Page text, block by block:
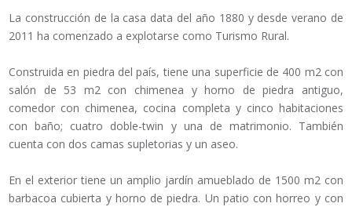
La construcción de la casa data del año 1880 y desde verano de
2011 ha comenzado a explotarse como Turismo Rural.
Construida en piedra del país, tiene una superficie de 400 m2 con
salón de 53 m2 con chimenea y horno de piedra antiguo,
comedor con chimenea, cocina completa y cinco habitaciones
con baño; cuatro doble-twin y una de matrimonio. También
cuenta con dos camas supletorias y un aseo.
En el exterior tiene un amplio jardín amueblado de 1500 m2 con
barbacoa cubierta y horno de piedra. Un patio con horreo y con